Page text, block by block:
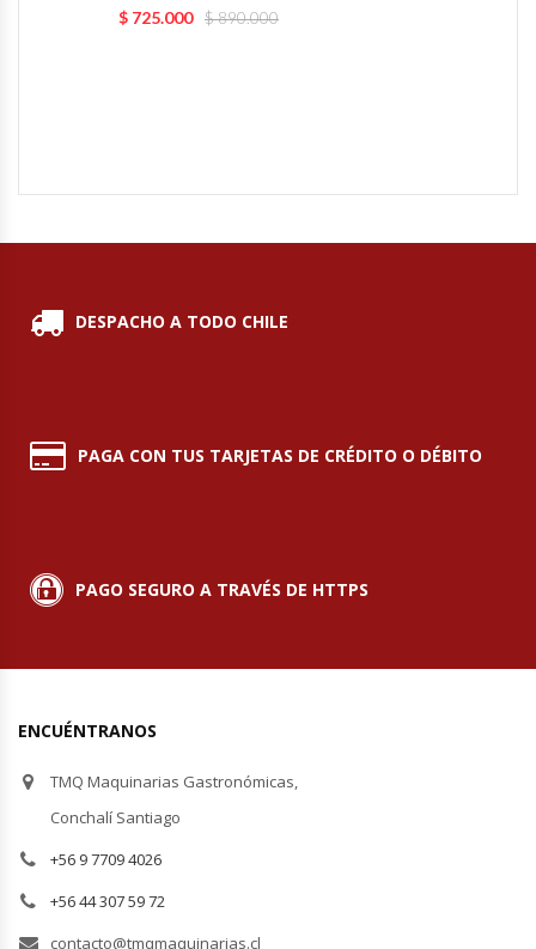
Laminadora De Masas
Mesones Refrigerados
Módulos De Acero Inoxidable
Molinillos Para Café
Ovilladoras – Divisoras De Masa
$890.000
$ 725.000
DESPACHO A TODO CHILE
PAGA CON TUS TARJETAS DE CRÉDITO O DÉBITO
PAGO SEGURO A TRAVÉS DE HTTPS
ENCUÉNTRANOS
TMQ Maquinarias Gastronómicas,
Conchalí Santiago
+56 9 7709 4026
+56 44 307 59 72
contacto@tmqmaquinarias.cl